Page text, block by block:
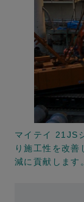
マイテイ 21JS
り施工性を改善
減に貢献しま